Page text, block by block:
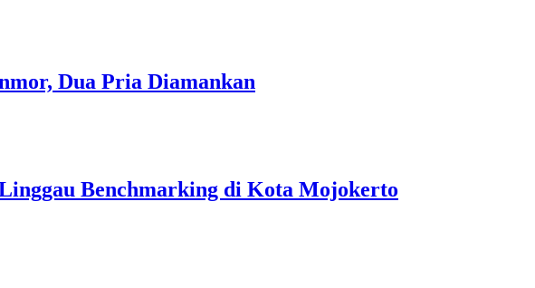
Dua Pria Diamankan
Benchmarking di Kota Mojokerto